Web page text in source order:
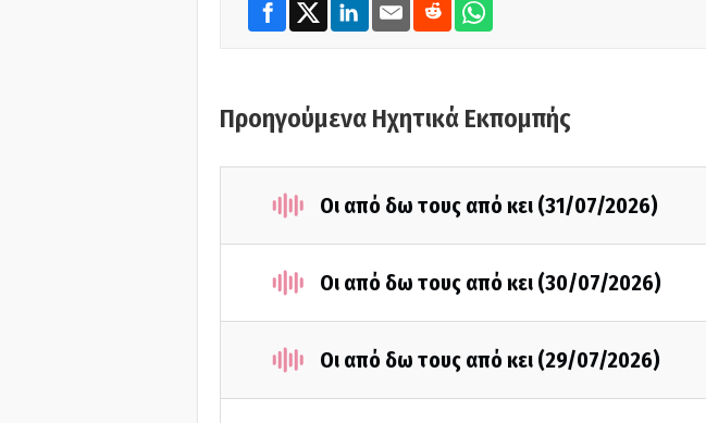
Προηγούμενα Ηχητικά Εκπομπής
Οι από δω τους από κει (31/07/2026)
Οι από δω τους από κει (30/07/2026)
Οι από δω τους από κει (29/07/2026)